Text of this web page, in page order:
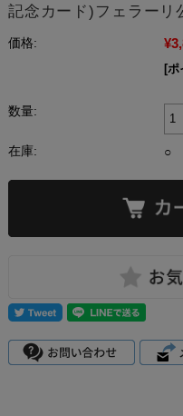
記念カード)フェラーリ
価格:
[ポ
数量:
在庫: ○